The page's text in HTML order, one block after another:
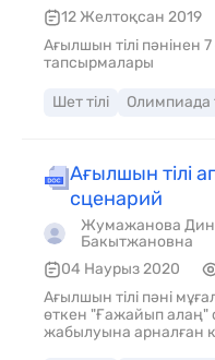
12 Желтоқсан 2019
Ағылшын тілі пәнінен
тапсырмалары
Шет тілі Олимпиада
Ағылшын тілі
сценарий
Жумажанова
Бакытжановна
04 Наурыз 2020
Ағылшын тілі пәні
өткен "Ғажайып алаң"
жабылуына арналған